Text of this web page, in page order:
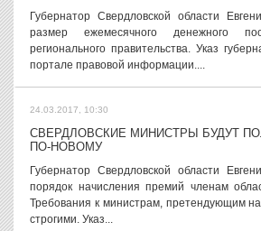
Губернатор Свердловской области
размер ежемесячного денежного
регионального правительства. Указ
портале правовой информации....
24.03.2017, 10:30
СВЕРДЛОВСКИЕ МИНИСТРЫ БУДУТ
ПО-НОВОМУ
Губернатор Свердловской области
порядок начисления премий членам
Требования к министрам, претендующим
строгими. Указ...